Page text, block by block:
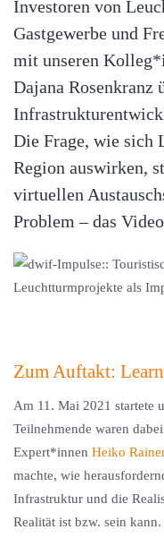
Investoren von
Gastgewerbe und
mit unseren
Dajana Rosenkranz
Die Frage, wie sich
Region auswirken,
virtuellen
Problem – das
Zum Auftakt:
Am 11. Mai 2021 startete
Teilnehmende waren
Expert*innen Heiko
machte, wie
Infrastruktur und die
Realität ist bzw. sein kann.